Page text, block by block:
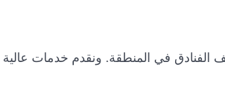
في المنطقة. ونقدم خدمات عالية